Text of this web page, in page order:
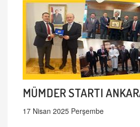
MÜMDER STARTI
17 Nisan 2025 Perşembe